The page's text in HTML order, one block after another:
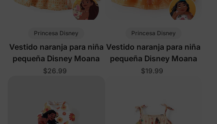
Princesa Disney
Vestido naranja para niña
pequeña Disney Moana
$26.99
Princesa Disney
Vestido naranja para niña
pequeña Disney Moana
$19.99